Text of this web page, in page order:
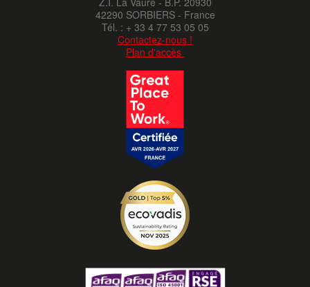
42290 SORBIERS - France
Tél. : + 33 4 77 53 05 05
Contactez-nous !
Plan d'accès